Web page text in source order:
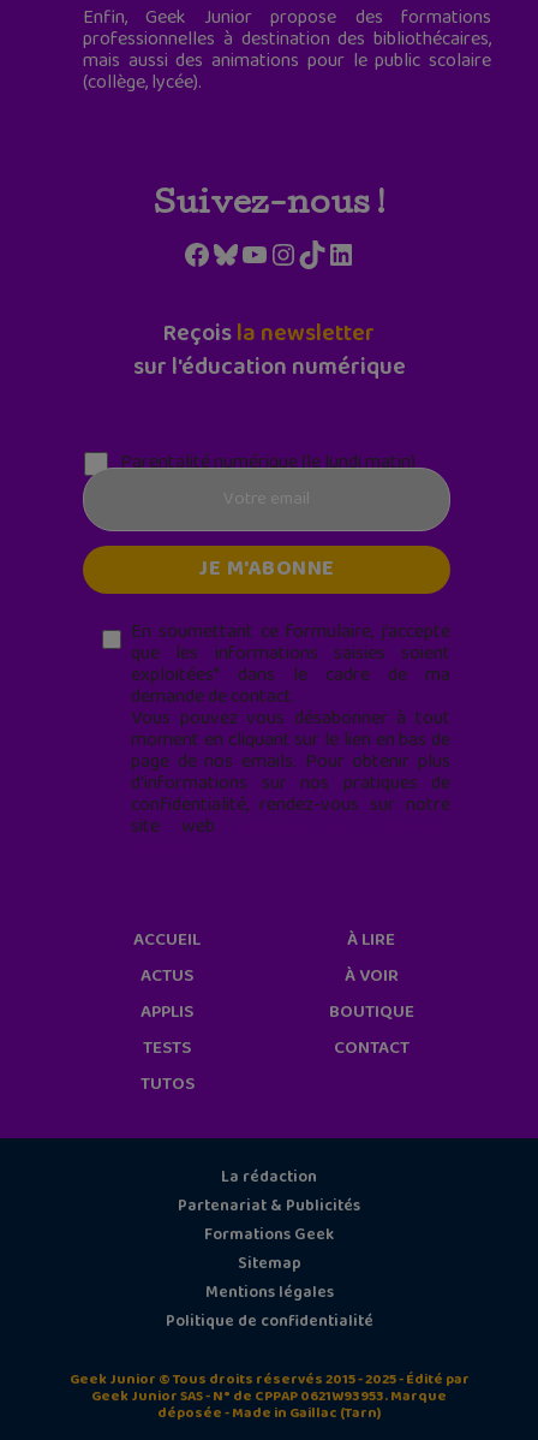
Enfin, Geek Junior propose des formations
professionnelles à destination des bibliothécaires,
mais aussi des animations pour le public scolaire
(collège, lycée).
Suivez-nous !
Facebook
Bluesky
YouTube
Instagram
TikTokLinkedIn
Reçoisla newsletter
sur l'éducation numérique
Parentalité numérique (le lundi matin)
En soumettant ce formulaire, j’accepte
que les informations saisies soient
exploitées* dans le cadre de ma
demande de contact.
Vous pouvez vous désabonner à tout
moment en cliquant sur le lien en bas de
page de nos emails. Pour obtenir plus
d'informations sur nos pratiques de
confidentialité, rendez-vous sur notre
site web
ACCUEIL
ACTUS
APPLIS
TESTS
TUTOS
À LIRE
À VOIR
BOUTIQUE
CONTACT
La rédaction
Partenariat & Publicités
Formations Geek
Sitemap
Mentions légales
Politique de confidentialité
Geek Junior © Tous droits réservés 2015 - 2025 - Édité par
Geek Junior SAS - N° de CPPAP 0621W93953. Marque
déposée - Made in Gaillac (Tarn)